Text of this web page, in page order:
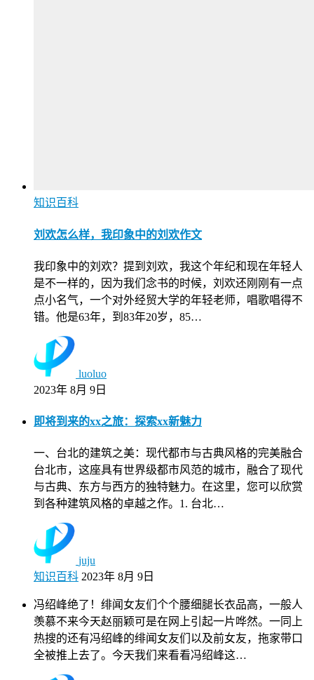
知识百科
刘欢怎么样，我印象中的刘欢作文
我印象中的刘欢？提到刘欢，我这个年纪和现在年轻人
是不一样的，因为我们念书的时候，刘欢还刚刚有一点
点小名气，一个对外经贸大学的年轻老师，唱歌唱得不
错。他是63年，到83年20岁，85…
luoluo
2023年 8月 9日
即将到来的xx之旅：探索xx新魅力
一、台北的建筑之美：现代都市与古典风格的完美融合
台北市，这座具有世界级都市风范的城市，融合了现代
与古典、东方与西方的独特魅力。在这里，您可以欣赏
到各种建筑风格的卓越之作。1. 台北…
juju
知识百科 2023年 8月 9日
冯绍峰绝了！绯闻女友们个个腰细腿长衣品高，一般人
羡慕不来今天赵丽颖可是在网上引起一片哗然。一同上
热搜的还有冯绍峰的绯闻女友们以及前女友，拖家带口
全被推上去了。今天我们来看看冯绍峰这…